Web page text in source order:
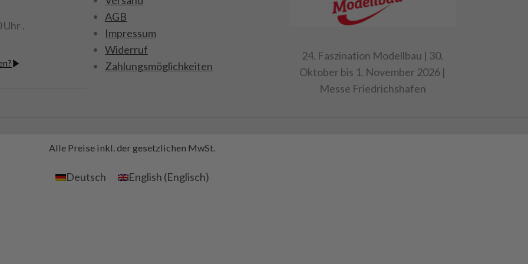
MFC von Tamiya
Art.Nr. 907568
Achtung : Nicht geeignet für die
MFC von Tamiya
Uhr .
AGB
Impressum
Widerruf
Zahlungsmöglichkeiten
24. Faszination Modellbau | 30.
Oktober bis 1. November 2026 |
Messe Friedrichshafen
Alle Preise inkl. der gesetzlichen MwSt.
Deutsch English (Englisch)